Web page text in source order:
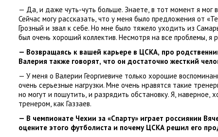
— Да, и даже чуть-чуть больше. Знаете, в тот момент я мог
Сейчас могу рассказать, что у меня было предложения от
Грозный и звал к себе. Но мне было тяжело уходить из
был очень хороший коллектив. Несмотря на все проблемы, я
— Возвращаясь к вашей карьере в ЦСКА, про
Валерия также говорят, что он достаточно жесткий
— У меня о Валерии Георгиевиче только хорошие
очень серьезные нагрузки. Мне очень нравятся такие
но могут и пошутить, и разрядить обстановку. Я, наверное,
тренером, как Газзаев.
— В чемпионате Чехии за «Спарту» играет россиянин
оцените этого футболиста и почему ЦСКА решил его